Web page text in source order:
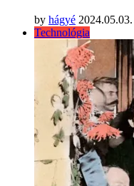
by hágyé 2024.05.03.
Technológia